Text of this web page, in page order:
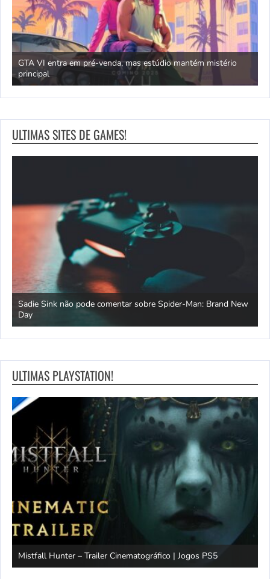
GTA VI entra em pré-venda, mas estúdio mantém mistério
principal
ULTIMAS SITES DE GAMES!
Sadie Sink não pode comentar sobre Spider-Man: Brand New
Day
ULTIMAS PLAYSTATION!
Mistfall Hunter – Trailer Cinematográfico | Jogos PS5